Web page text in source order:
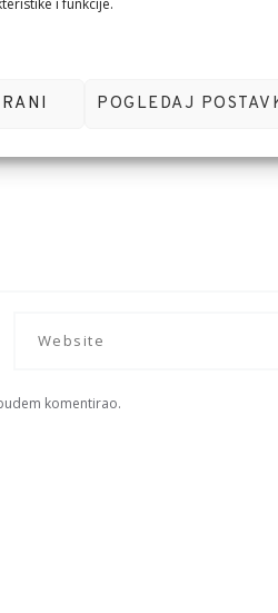
i funkcije.
POGLEDAJ
komentirao.